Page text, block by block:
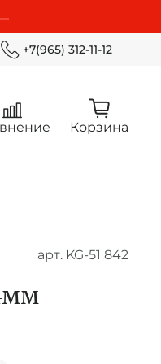
+7(965) 312-11-12
Корзина
арт. KG-51 842